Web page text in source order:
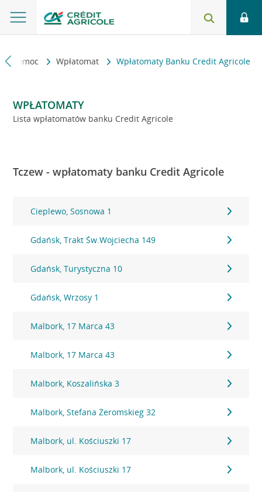
i pomoc Wpłatomat Wpłatomaty Banku Credit Agricole
WPŁATOMATY
Lista wpłatomatów banku Credit Agricole
Tczew - wpłatomaty banku Credit Agricole
Cieplewo, Sosnowa 1
Gdańsk, Trakt Św.Wojciecha 149
Gdańsk, Turystyczna 10
Gdańsk, Wrzosy 1
Malbork, 17 Marca 43
Malbork, 17 Marca 43
Malbork, Koszalińska 3
Malbork, Stefana Żeromskieg 32
Malbork, ul. Kościuszki 17
Malbork, ul. Kościuszki 17